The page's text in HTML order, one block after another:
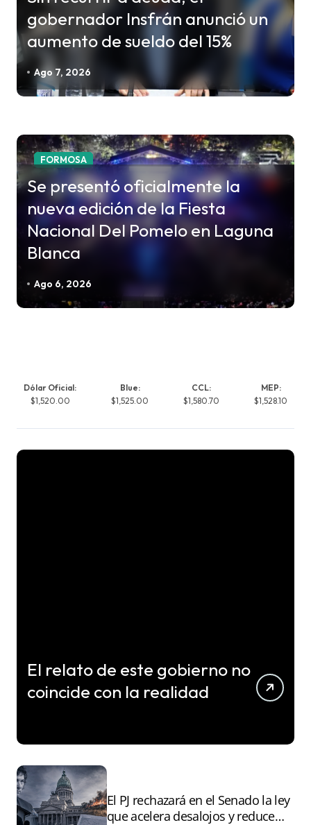
gobernador Insfrán anunció un
aumento de sueldo del 15%
Ago 7, 2026
FORMOSA
Se presentó oficialmente la
nueva edición de la Fiesta
Nacional Del Pomelo en Laguna
Blanca
Ago 6, 2026
Dólar Oficial:
$1,520.00
Blue:
$1,525.00
CCL:
$1,580.70
MEP:
$1,528.10
El relato de este gobierno no
coincide con la realidad
El PJ rechazará en el Senado la ley
que acelera desalojos y reduce